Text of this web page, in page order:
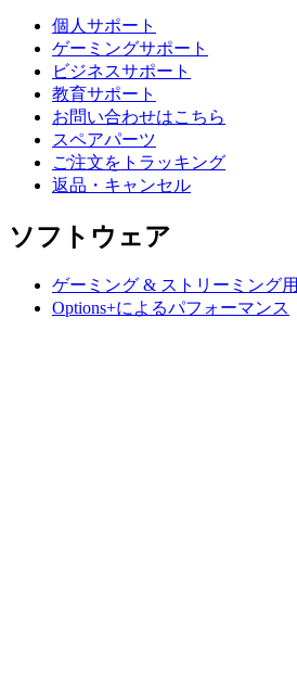
個人サポート
ゲーミングサポート
ビジネスサポート
教育サポート
お問い合わせはこちら
スペアパーツ
ご注文をトラッキング
返品・キャンセル
ソフトウェア
ゲーミング & ストリーミング用
Options+によるパフォーマンス